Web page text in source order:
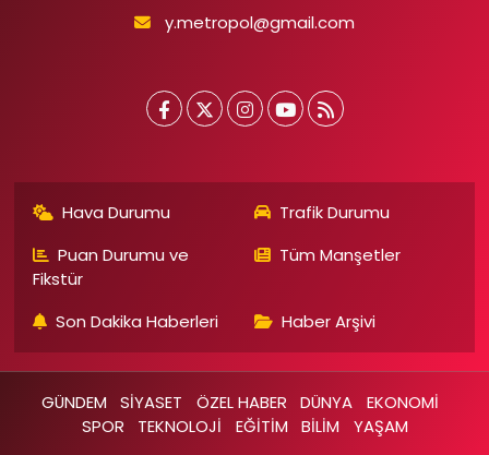
y.metropol@gmail.com
Hava Durumu
Trafik Durumu
Puan Durumu ve
Fikstür
Tüm Manşetler
Son Dakika Haberleri Haber Arşivi
GÜNDEM SİYASET ÖZEL HABER DÜNYA
EKONOMİ
SPOR
TEKNOLOJİ EĞİTİM BİLİM YAŞAM